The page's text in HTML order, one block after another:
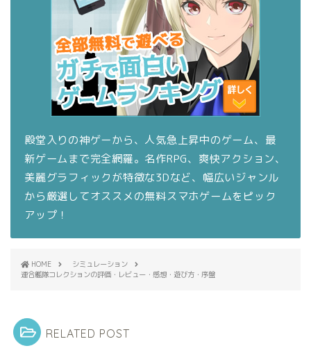
殿堂入りの神ゲーから、人気急上昇中のゲーム、最
新ゲームまで完全網羅。名作RPG、爽快アクション、
美麗グラフィックが特徴な3Dなど、幅広いジャンル
から厳選してオススメの無料スマホゲームをピック
アップ！
HOME
シミュレーション
連合艦隊コレクションの評価・レビュー・感想・遊び方・序盤
RELATED POST